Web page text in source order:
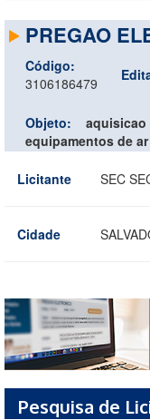
PREGAO
Código:
3106186479
Objeto:
aquisicao
equipamentos de
Licitante SEC
Cidade
Pesquisa de